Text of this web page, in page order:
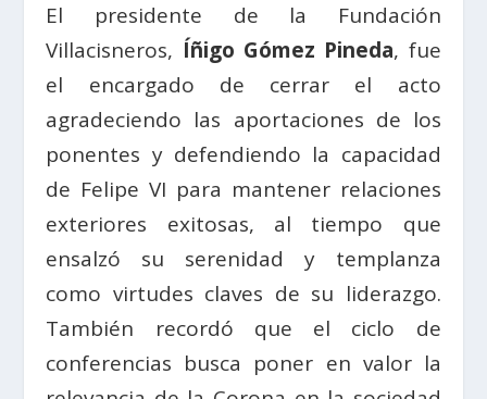
El presidente de la Fundación
Villacisneros, Íñigo Gómez Pineda, fue
el encargado de cerrar el acto
agradeciendo las aportaciones de los
ponentes y defendiendo la capacidad
de Felipe VI para mantener relaciones
exteriores exitosas, al tiempo que
ensalzó su serenidad y templanza
como virtudes claves de su liderazgo.
También recordó que el ciclo de
conferencias busca poner en valor la